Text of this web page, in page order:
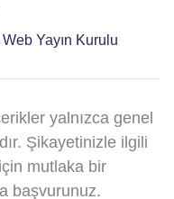
Yayın Kurulu
yalnızca genel
Şikayetinizle ilgili
mutlaka bir
başvurunuz.